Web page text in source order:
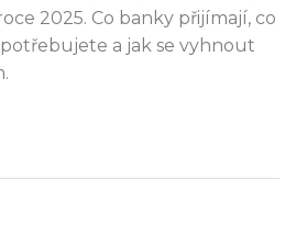
2025. Co banky přijímají, co
a jak se vyhnout